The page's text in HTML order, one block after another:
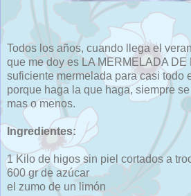
Todos los años, cuando llega el
que me doy es LA MERMELADA DE
suficiente mermelada para casi todo
porque haga la que haga, siempre
mas o menos.
Ingredientes:
1 Kilo de higos sin piel cortados a
600 gr de azúcar
el zumo de un limón